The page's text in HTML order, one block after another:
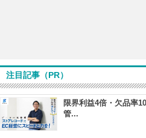
注目記事（PR）
限界利益4倍・欠品率
管...